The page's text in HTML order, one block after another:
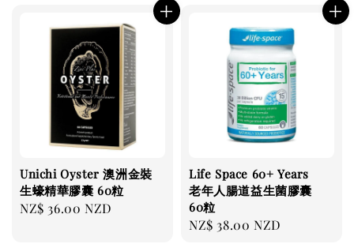
Unichi Oyster 澳洲金裝
生蠔精華膠囊 60粒
Regular
NZ$ 36.00 NZD
Life Space 60+ Years
老年人腸道益生菌膠囊
60粒
Regular
NZ$ 38.00 NZD